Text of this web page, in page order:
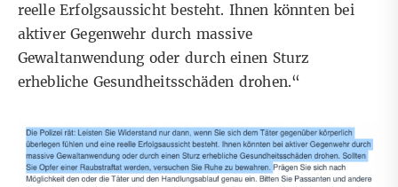
reelle Erfolgsaussicht besteht. Ihnen könnten bei
aktiver Gegenwehr durch massive
Gewaltanwendung oder durch einen Sturz
erhebliche Gesundheitsschäden drohen.“